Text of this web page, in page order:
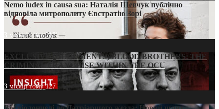
Nemo iudex in causa sua: Наталія Шевчук публічно
відповіла митрополиту Євстратію Зорі
3 місяці тому213
EXCLUSIVE (DOCUMENTS)/BLOOD BROTHERS: THE
CRIMINAL FRANCHISE WITHIN THE OCU
3 місяці тому127